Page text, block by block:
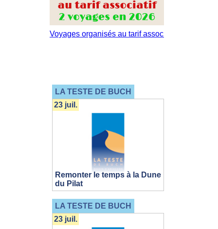
LA TESTE DE BUCH
Remonter le temps à la Dune
du Pilat
23 juil.
LA TESTE DE BUCH
23 juil.